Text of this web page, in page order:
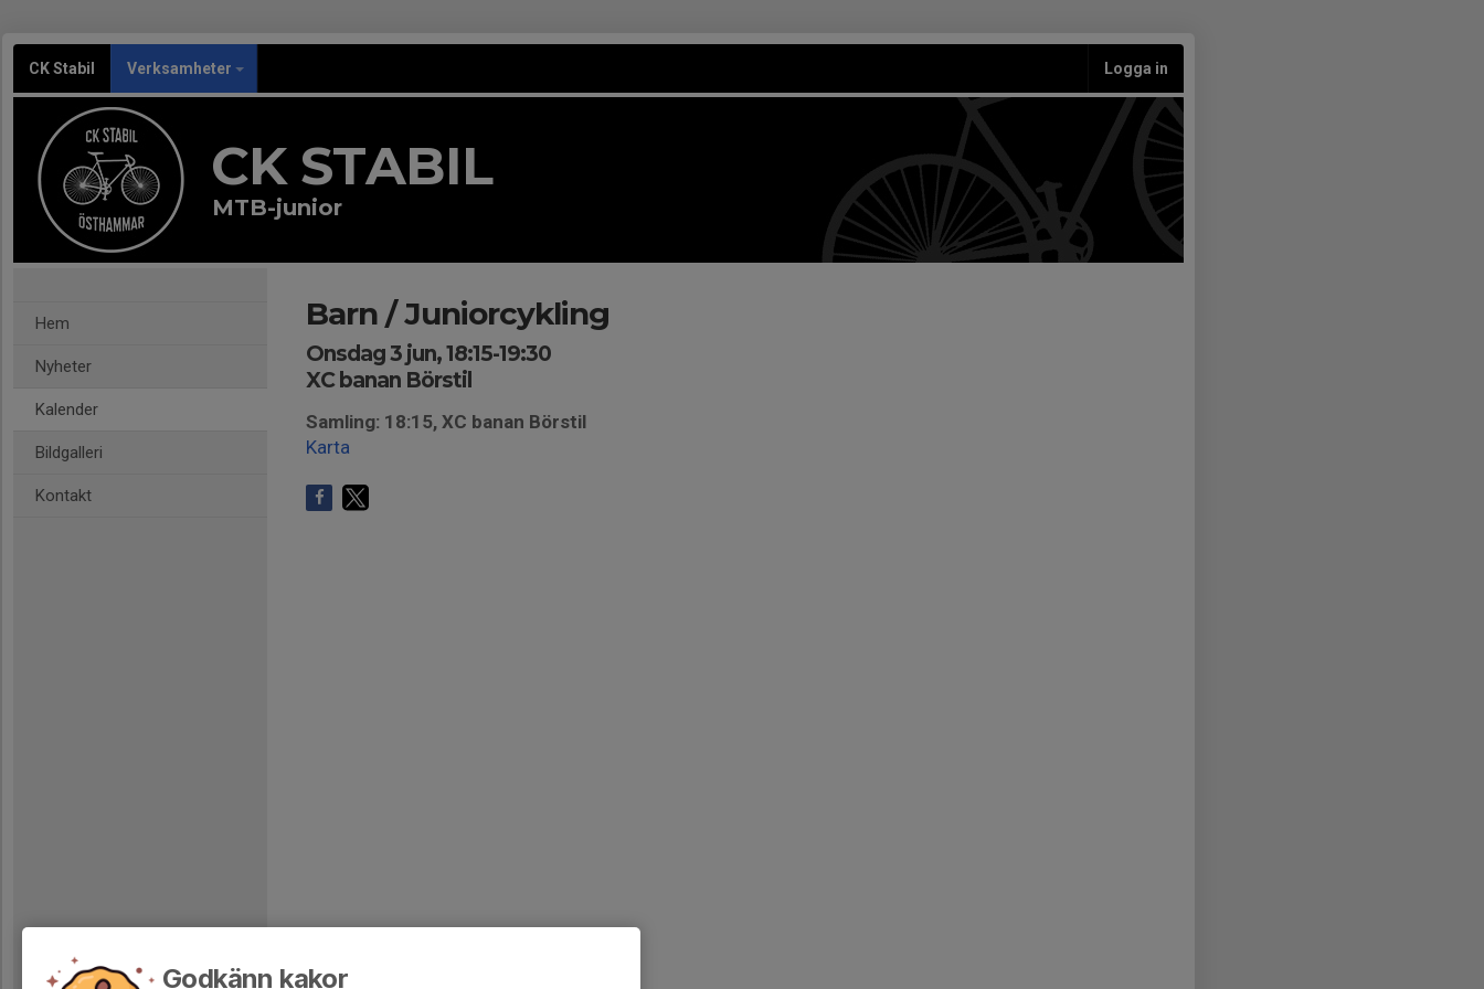
CK Stabil Verksamheter Logga in
CK STABIL
MTB-junior
Hem
Nyheter
Kalender
Bildgalleri
Kontakt
Barn / Juniorcykling
Onsdag 3 jun, 18:15-19:30
XC banan Börstil
Samling: 18:15, XC banan Börstil
Karta
Godkänn kakor